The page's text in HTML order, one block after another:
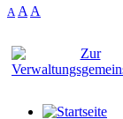
A A A